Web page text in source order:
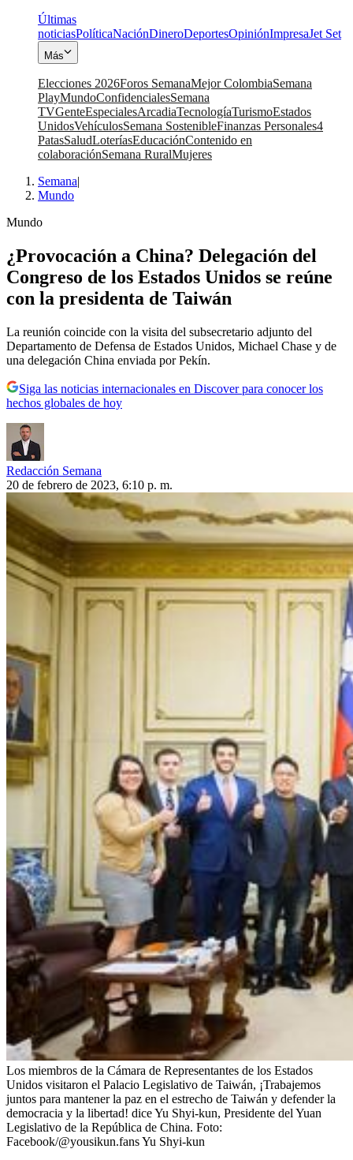
Últimas
noticiasPolíticaNaciónDineroDeportesOpiniónImpresaJet Set
Más
Elecciones 2026Foros SemanaMejor ColombiaSemana
PlayMundoConfidencialesSemana
TVGenteEspecialesArcadiaTecnologíaTurismoEstados
UnidosVehículosSemana SostenibleFinanzas Personales4
PatasSaludLoteríasEducaciónContenido en
colaboraciónSemana RuralMujeres
Semana|
Mundo
Mundo
¿Provocación a China? Delegación del
Congreso de los Estados Unidos se reúne
con la presidenta de Taiwán
La reunión coincide con la visita del subsecretario adjunto del
Departamento de Defensa de Estados Unidos, Michael Chase y de
una delegación China enviada por Pekín.
Siga las noticias internacionales en Discover para conocer los
hechos globales de hoy
Redacción Semana
20 de febrero de 2023, 6:10 p. m.
Los miembros de la Cámara de Representantes de los Estados
Unidos visitaron el Palacio Legislativo de Taiwán, ¡Trabajemos
juntos para mantener la paz en el estrecho de Taiwán y defender la
democracia y la libertad! dice Yu Shyi-kun, Presidente del Yuan
Legislativo de la República de China. Foto:
Facebook/@yousikun.fans Yu Shyi-kun